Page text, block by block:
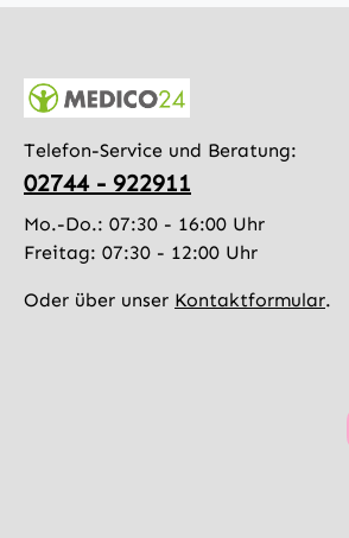
Telefon-Service und Beratung:
02744 - 922911
Mo.-Do.: 07:30 - 16:00 Uhr
Freitag: 07:30 - 12:00 Uhr
Oder über unser Kontaktformular.